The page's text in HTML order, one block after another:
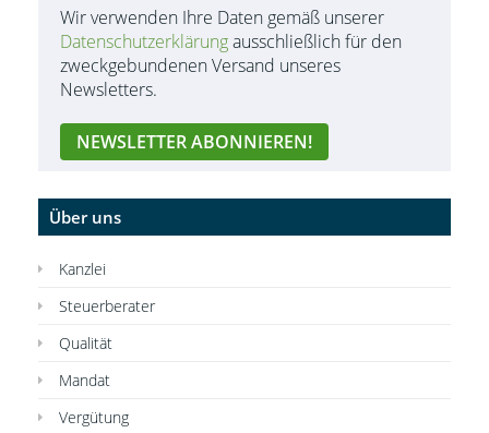
Wir verwenden Ihre Daten gemäß unserer
Datenschutzerklärungausschließlich für den
zweckgebundenen Versand unseres
Newsletters.
Über uns
Kanzlei
Steuerberater
Qualität
Mandat
Vergütung